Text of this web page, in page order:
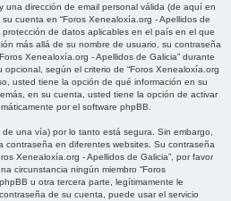
una dirección de email personal válida (de aquí en
cuenta en “Foros Xenealoxía.org - Apellidos de
de datos aplicables en el país en el que
más allá de su nombre de usuario, su contraseña
Xenealoxía.org - Apellidos de Galicia” durante
según el criterio de “Foros Xenealoxía.org
usted tiene la opción de qué información en su
en su cuenta, usted tiene la opción de activar
por el software phpBB.
una vía) por lo tanto está segura. Sin embargo,
contraseña en diferentes websites. Su contraseña
Xenealoxía.org - Apellidos de Galicia”, por favor
circunstancia ningún miembro “Foros
u otra tercera parte, legítimamente le
de su cuenta, puede usar el servicio